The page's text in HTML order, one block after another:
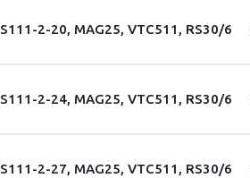
S111-2-20, MAG25, VTC511, RS30/6
S111-2-24, MAG25, VTC511, RS30/6
S111-2-27, MAG25, VTC511, RS30/6